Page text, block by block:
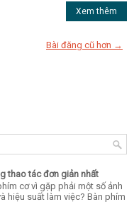
Xem thêm
Bài đăng cũ hơn →
thao tác đơn giản nhất
cơ vì gặp phải một số ảnh
hiệu suất làm việc? Bàn phím